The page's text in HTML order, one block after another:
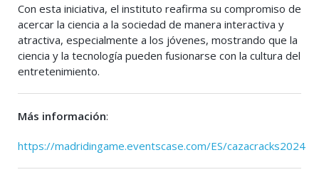
Con esta iniciativa, el instituto reafirma su compromiso de
acercar la ciencia a la sociedad de manera interactiva y
atractiva, especialmente a los jóvenes, mostrando que la
ciencia y la tecnología pueden fusionarse con la cultura del
entretenimiento.
Más información:
https://madridingame.eventscase.com/ES/cazacracks2024